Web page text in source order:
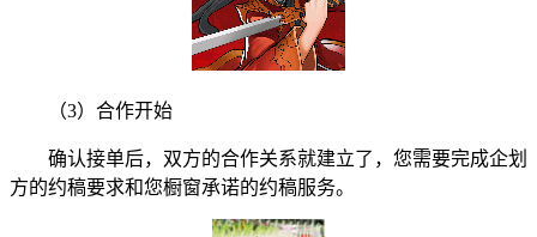
（3）合作开始
确认接单后，双方的合作关系就建立了，您需要完成企划
方的约稿要求和您橱窗承诺的约稿服务。